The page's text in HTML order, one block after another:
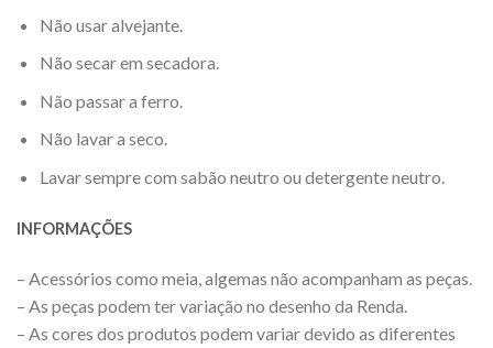
Não usar alvejante.
Não secar em secadora.
Não passar a ferro.
Não lavar a seco.
Lavar sempre com sabão neutro ou detergente neutro.
INFORMAÇÕES
– Acessórios como meia, algemas não acompanham as peças.
– As peças podem ter variação no desenho da Renda.
– As cores dos produtos podem variar devido as diferentes